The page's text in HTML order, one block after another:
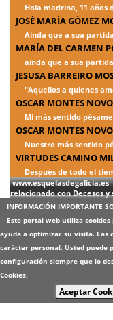
Hola madrina, 11 años
JOSÉ MARÍA GÓMEZ
Ainda que a sua
MARÍA DEL CARMEN
ainda que a sua
JESUSA BARREIRO
"Aquellos a quienes
OSCAR MONTES
Mi más sentido pésame
OSCAR MONTES
Nuestro más sentido
VIRTUDES CAMINO
Después de todo el
relacionado con Decesos y
INFORMACIÓN IMPORTANTE
Este portal web utiliza
ayuda a optimizar su visita. Las
carácter personal. Usted puede
configuración siempre que lo
Cookies.